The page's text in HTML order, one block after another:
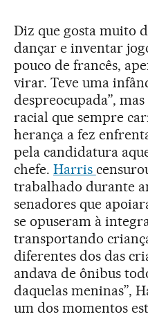
Diz que gosta muito
dançar e inventar
pouco de francês,
virar. Teve uma
despreocupada”,
racial que sempre
herança a fez
pela candidatura
chefe. Harris
trabalhado durante
senadores que
se opuseram à
transportando
diferentes dos das
andava de ônibus
daquelas meninas”,
um dos momentos